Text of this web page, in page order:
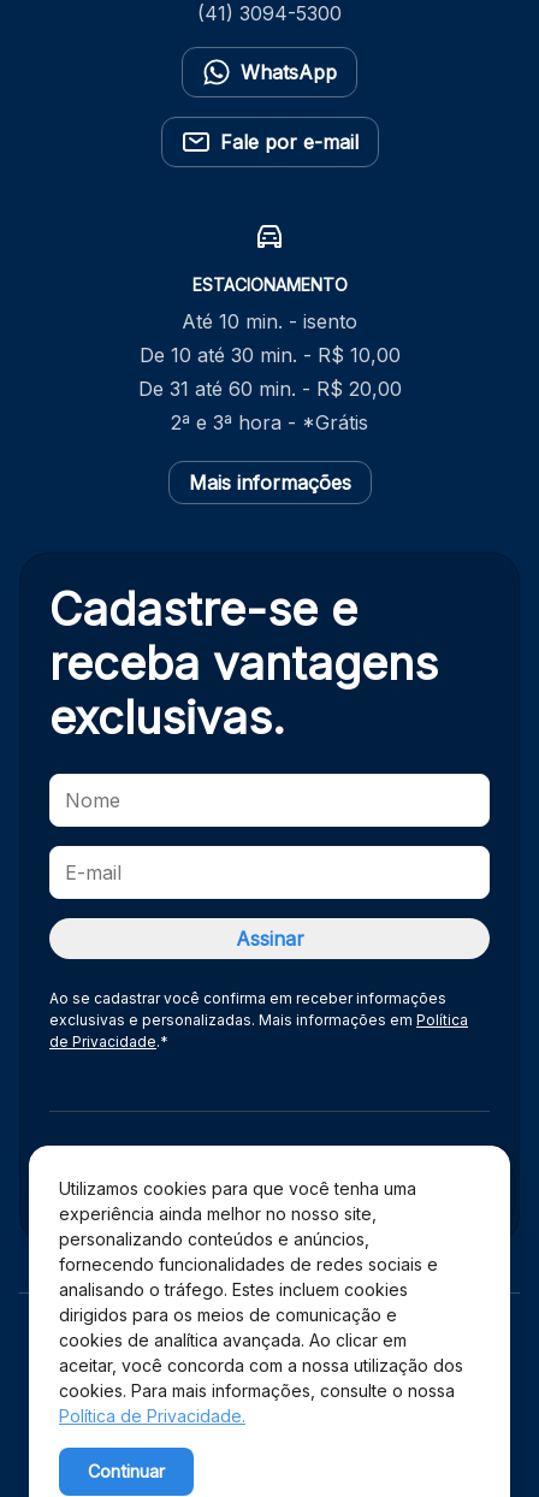
Utilizamos cookies para que você tenha uma
experiência ainda melhor no nosso site,
personalizando conteúdos e anúncios,
fornecendo funcionalidades de redes sociais e
analisando o tráfego. Estes incluem cookies
dirigidos para os meios de comunicação e
cookies de analítica avançada. Ao clicar em
aceitar, você concorda com a nossa utilização dos
cookies. Para mais informações, consulte o nossa
Política de Privacidade.
Continuar
(41) 3094-5300
WhatsApp
Fale por e-mail
ESTACIONAMENTO
Até 10 min. - isento
De 10 até 30 min. - R$ 10,00
De 31 até 60 min. - R$ 20,00
2ª e 3ª hora - *Grátis
Mais informações
Cadastre-se e
receba vantagens
exclusivas.
Ao se cadastrar você confirma em receber informações
exclusivas e personalizadas. Mais informações em Política
de Privacidade.*
Administração
Copyright © 2026 Shopping Estação – Todos os direitos